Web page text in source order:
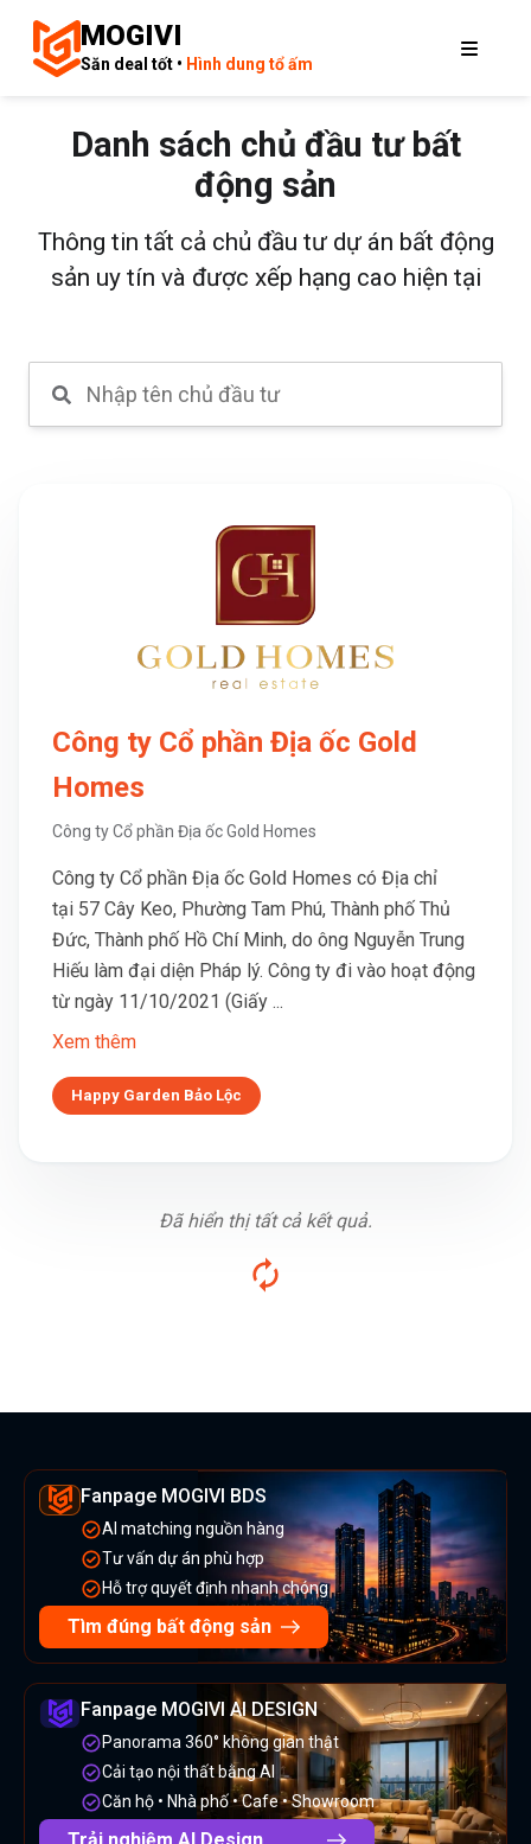
MOGIVI
Săn deal tốt • Hình dung tổ ấm
Danh sách chủ đầu tư bất
động sản
Thông tin tất cả chủ đầu tư dự án bất động
sản uy tín và được xếp hạng cao hiện tại
Công ty Cổ phần Địa ốc Gold
Homes
Công ty Cổ phần Địa ốc Gold Homes
Công ty Cổ phần Địa ốc Gold Homes có Địa chỉ
tại 57 Cây Keo, Phường Tam Phú, Thành phố Thủ
Đức, Thành phố Hồ Chí Minh, do ông Nguyễn Trung
Hiếu làm đại diện Pháp lý. Công ty đi vào hoạt động
từ ngày 11/10/2021 (Giấy ...
Xem thêm
Happy Garden Bảo Lộc
Đã hiển thị tất cả kết quả.
Fanpage MOGIVI BDS
AI matching nguồn hàng
Tư vấn dự án phù hợp
Hỗ trợ quyết định nhanh chóng
Tìm đúng bất động sản
Fanpage MOGIVI AI DESIGN
Panorama 360° không gian thật
Cải tạo nội thất bằng AI
Căn hộ • Nhà phố • Cafe • Showroom